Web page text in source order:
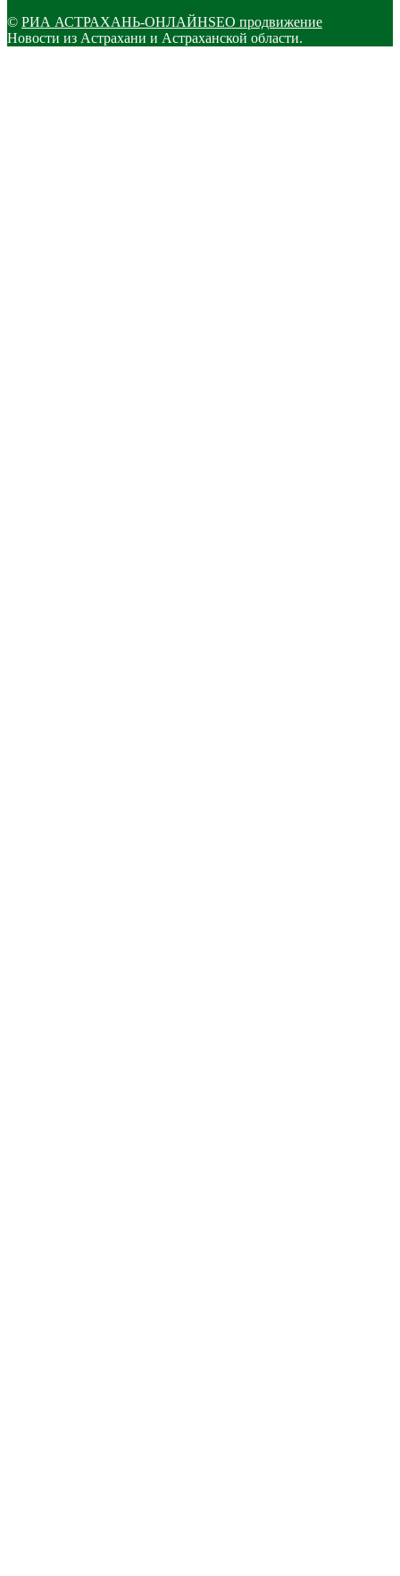
© РИА АСТРАХАНЬ-ОНЛАЙНSEO продвижение
Новости из Астрахани и Астраханской области.